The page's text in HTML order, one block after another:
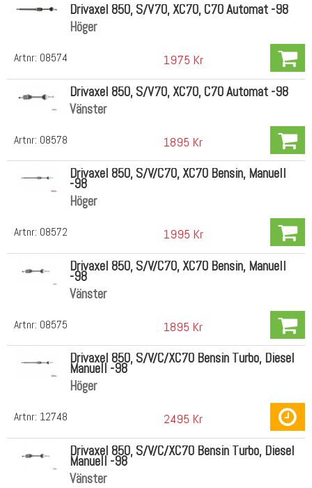
Artnr: 08574
Drivaxel 850, S/V70, XC70, C70 Automat -98
Höger
1975 Kr
Artnr: 08578
Drivaxel 850, S/V70, XC70, C70 Automat -98
Vänster
1895 Kr
Artnr: 08572
Drivaxel 850, S/V/C70, XC70 Bensin, Manuell
-98
Höger
1995 Kr
Artnr: 08575
Drivaxel 850, S/V/C70, XC70 Bensin, Manuell
-98
Vänster
1895 Kr
Artnr: 12748
Drivaxel 850, S/V/C/XC70 Bensin Turbo, Diesel
Manuell -98
Höger
2495 Kr
Drivaxel 850, S/V/C/XC70 Bensin Turbo, Diesel
Manuell -98
Vänster